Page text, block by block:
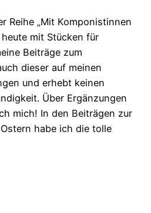
Reihe „Mit Komponistinnen
mit Stücken für
Beiträge zum
dieser auf meinen
und erhebt keinen
Über Ergänzungen
mich! In den Beiträgen zur
habe ich die tolle